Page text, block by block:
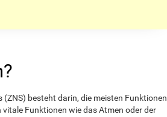
(ZNS) besteht darin, die meisten Funktionen
Funktionen wie das Atmen oder der